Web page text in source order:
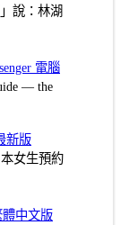
」說：林湖
電腦
— the
新版
女生預約
中文版